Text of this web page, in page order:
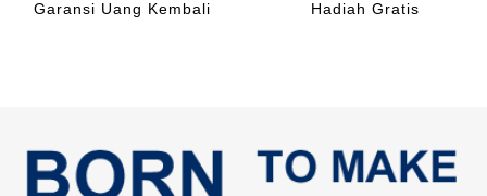
Garansi Uang Kembali Hadiah Gratis